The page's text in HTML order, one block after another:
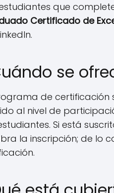
que
Certificado de
se
de certificación
al nivel de
Si está
la inscripción; de lo